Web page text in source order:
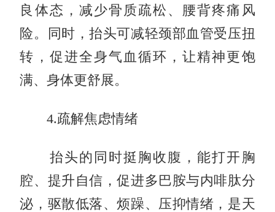
良体态，减少骨质疏松、腰背疼痛风
险。同时，抬头可减轻颈部血管受压扭
转，促进全身气血循环，让精神更饱
满、身体更舒展。
4.疏解焦虑情绪
抬头的同时挺胸收腹，能打开胸
腔、提升自信，促进多巴胺与内啡肽分
泌，驱散低落、烦躁、压抑情绪，是天